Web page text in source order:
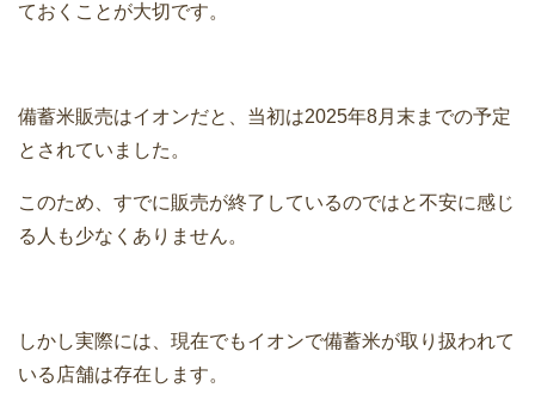
ておくことが大切です。
備蓄米販売はイオンだと、当初は2025年8月末までの予定
とされていました。
このため、すでに販売が終了しているのではと不安に感じ
る人も少なくありません。
しかし実際には、現在でもイオンで備蓄米が取り扱われて
いる店舗は存在します。